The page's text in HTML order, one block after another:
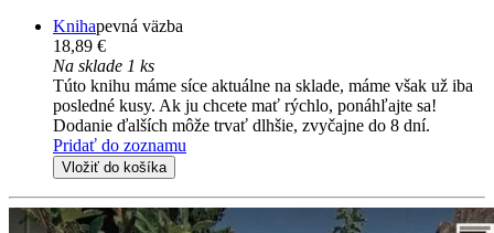
Knihapevná väzba
18,89 €
Na sklade 1 ks
Túto knihu máme síce aktuálne na sklade, máme však už iba
posledné kusy. Ak ju chcete mať rýchlo, ponáhľajte sa!
Dodanie ďalších môže trvať dlhšie, zvyčajne do 8 dní.
Pridať do zoznamu
Vložiť do košíka